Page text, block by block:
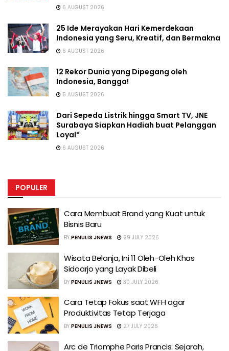
6 AUGUST 2026
25 Ide Merayakan Hari Kemerdekaan
Indonesia yang Seru, Kreatif, dan Bermakna
6 AUGUST 2026
12 Rekor Dunia yang Dipegang oleh
Indonesia, Bangga!
5 AUGUST 2026
Dari Sepeda Listrik hingga Smart TV, JNE
Surabaya Siapkan Hadiah buat Pelanggan
Loyal*
6 AUGUST 2026
POPULER
Cara Membuat Brand yang Kuat untuk
Bisnis Baru
BY PENULIS JNEWS 29 JULY 2026
Wisata Belanja, Ini 11 Oleh-Oleh Khas
Sidoarjo yang Layak Dibeli
BY PENULIS JNEWS 30 JULY 2026
Cara Tetap Fokus saat WFH agar
Produktivitas Tetap Terjaga
BY PENULIS JNEWS 27 JULY 2026
Arc de Triomphe Paris Prancis: Sejarah,